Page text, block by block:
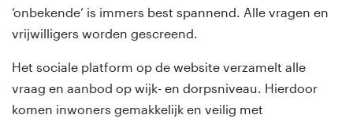
‘onbekende’ is immers best spannend. Alle vragen en
vrijwilligers worden gescreend.
Het sociale platform op de website verzamelt alle
vraag en aanbod op wijk- en dorpsniveau. Hierdoor
komen inwoners gemakkelijk en veilig met